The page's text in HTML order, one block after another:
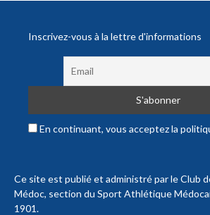
Inscrivez-vous à la lettre d'informations
En continuant, vous acceptez la
Ce site est publié et administré par le Club
Médoc, section du Sport Athlétique
1901.